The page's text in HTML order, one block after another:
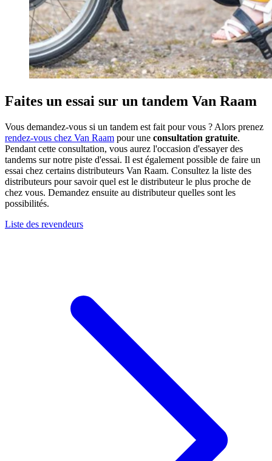
Faites un essai sur un tandem Van Raam
Vous demandez-vous si un tandem est fait pour vous ? Alors prenez
rendez-vous chez Van Raam pour une consultation gratuite.
Pendant cette consultation, vous aurez l'occasion d'essayer des
tandems sur notre piste d'essai. Il est également possible de faire un
essai chez certains distributeurs Van Raam. Consultez la liste des
distributeurs pour savoir quel est le distributeur le plus proche de
chez vous. Demandez ensuite au distributeur quelles sont les
possibilités.
Liste des revendeurs